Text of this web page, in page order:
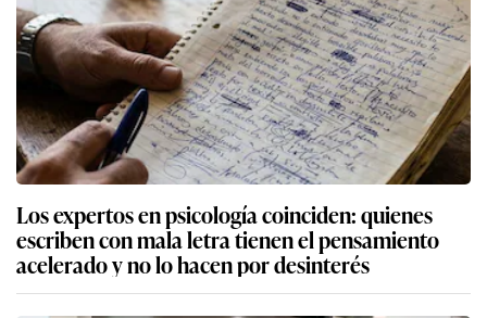
Los expertos en psicología coinciden: quienes
escriben con mala letra tienen el pensamiento
acelerado y no lo hacen por desinterés